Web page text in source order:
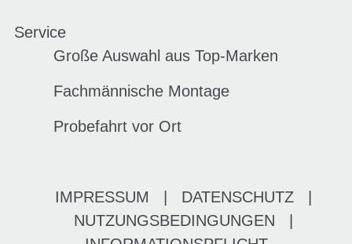
Service
Große Auswahl aus Top-Marken
Fachmännische Montage
Probefahrt vor Ort
IMPRESSUM DATENSCHUTZ
NUTZUNGSBEDINGUNGEN